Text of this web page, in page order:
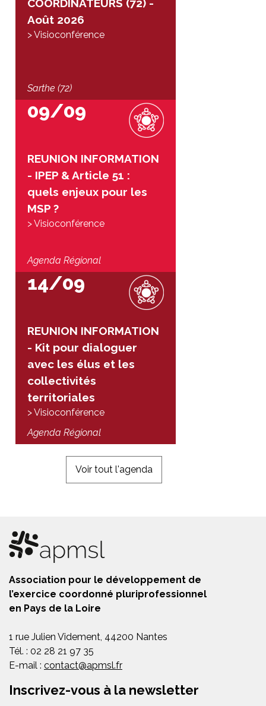
COORDINATEURS (72) -
Août 2026
> Visioconférence
Sarthe (72)
09/09
REUNION INFORMATION
- IPEP & Article 51 :
quels enjeux pour les
MSP ?
> Visioconférence
Agenda Régional
14/09
REUNION INFORMATION
- Kit pour dialoguer
avec les élus et les
collectivités
territoriales
> Visioconférence
Agenda Régional
Voir tout l'agenda
Association pour le développement de
l’exercice coordonné pluriprofessionnel
en Pays de la Loire
1 rue Julien Videment, 44200 Nantes
Tél. : 02 28 21 97 35
E-mail : contact@apmsl.fr
Inscrivez-vous à la newsletter